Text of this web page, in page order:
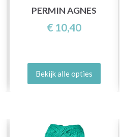
PERMIN AGNES
€ 10,40
Bekijk alle opties